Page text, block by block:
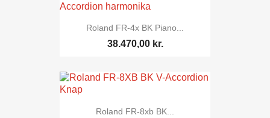
Roland FR-4x BK Piano...
38.470,00 kr.
Roland FR-8xb BK...